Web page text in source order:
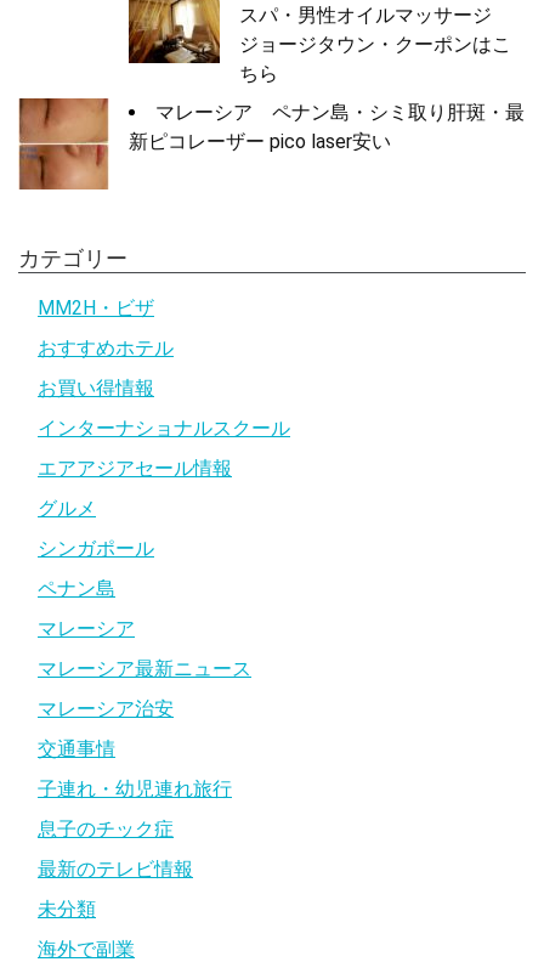
スパ・男性オイルマッサージ
ジョージタウン・クーポンはこ
ちら
マレーシア ペナン島・シミ取り肝斑・最
新ピコレーザー pico laser安い
カテゴリー
MM2H・ビザ
おすすめホテル
お買い得情報
インターナショナルスクール
エアアジアセール情報
グルメ
シンガポール
ペナン島
マレーシア
マレーシア最新ニュース
マレーシア治安
交通事情
子連れ・幼児連れ旅行
息子のチック症
最新のテレビ情報
未分類
海外で副業